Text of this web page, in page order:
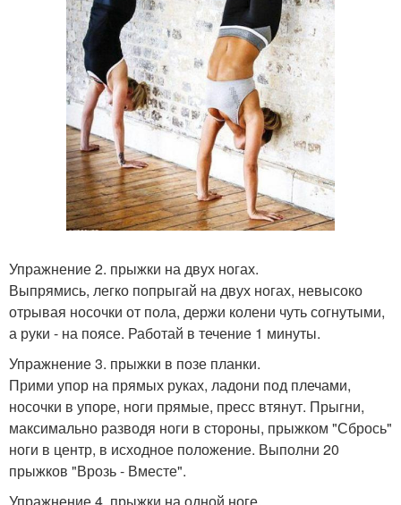
Упражнение 2. прыжки на двух ногах.
Выпрямись, легко попрыгай на двух ногах, невысоко
отрывая носочки от пола, держи колени чуть согнутыми,
а руки - на поясе. Работай в течение 1 минуты.
Упражнение 3. прыжки в позе планки.
Прими упор на прямых руках, ладони под плечами,
носочки в упоре, ноги прямые, пресс втянут. Прыгни,
максимально разводя ноги в стороны, прыжком "Сбрось"
ноги в центр, в исходное положение. Выполни 20
прыжков "Врозь - Вместе".